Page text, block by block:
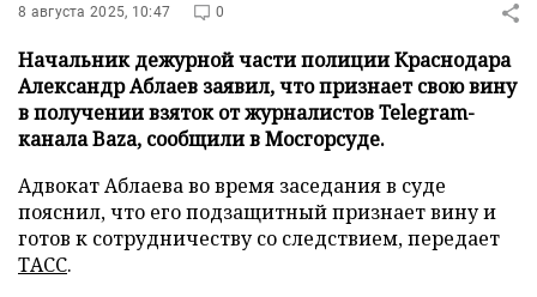
8 августа 2025, 10:47 0
Начальник дежурной части полиции Краснодара
Александр Аблаев заявил, что признает свою вину
в получении взяток от журналистов Telegram-
канала Baza, сообщили в Мосгорсуде.
Адвокат Аблаева во время заседания в суде
пояснил, что его подзащитный признает вину и
готов к сотрудничеству со следствием, передает
ТАСС.